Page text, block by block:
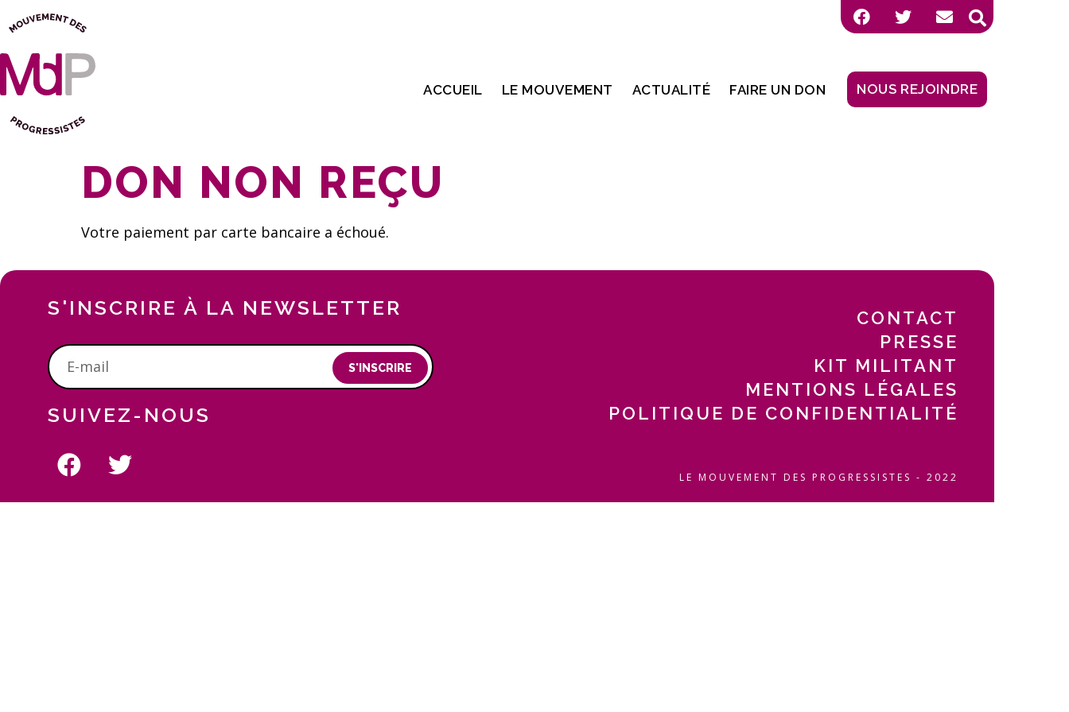
ACCUEIL LE MOUVEMENT ACTUALITÉ FAIRE UN DON NOUS REJOINDRE
DON NON REÇU
Votre paiement par carte bancaire a échoué.
S'INSCRIRE À LA NEWSLETTER
S'INSCRIRE
SUIVEZ-NOUS
CONTACT
PRESSE
KIT MILITANT
MENTIONS LÉGALES
POLITIQUE DE CONFIDENTIALITÉ
LE MOUVEMENT DES PROGRESSISTES - 2022